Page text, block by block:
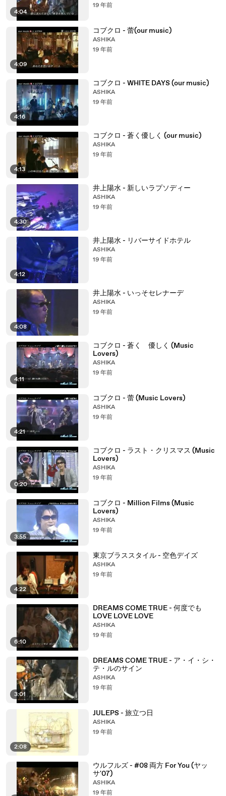
4:04
19 年前
4:09
コブクロ - 蕾(our music)
ASHIKA
19 年前
4:16
コブクロ - WHITE DAYS (our music)
ASHIKA
19 年前
4:13
コブクロ - 蒼く優しく (our music)
ASHIKA
19 年前
4:30
井上陽水 - 新しいラプソディー
ASHIKA
19 年前
4:12
井上陽水 - リバーサイドホテル
ASHIKA
19 年前
4:08
井上陽水 - いっそセレナーデ
ASHIKA
19 年前
4:11
コブクロ - 蒼く 優しく (Music
Lovers)
ASHIKA
19 年前
4:21
コブクロ - 蕾 (Music Lovers)
ASHIKA
19 年前
0:20
コブクロ - ラスト・クリスマス (Music
Lovers)
ASHIKA
19 年前
3:55
コブクロ - Million Films (Music
Lovers)
ASHIKA
19 年前
4:22
東京ブラススタイル - 空色デイズ
ASHIKA
19 年前
6:10
DREAMS COME TRUE - 何度でも
LOVE LOVE LOVE
ASHIKA
19 年前
3:01
DREAMS COME TRUE - ア・イ・シ・
テ・ルのサイン
ASHIKA
19 年前
2:08
JULEPS - 旅立つ日
ASHIKA
19 年前
ウルフルズ - #08 両方 For You (ヤッ
サ'07)
ASHIKA
19 年前